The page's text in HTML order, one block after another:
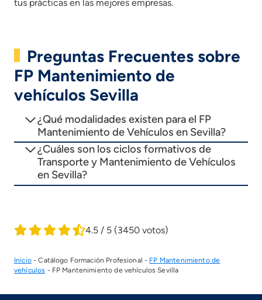
tus prácticas en las mejores empresas.
Preguntas Frecuentes sobre
FP Mantenimiento de
vehículos Sevilla
¿Qué modalidades existen para el FP
Mantenimiento de Vehículos en Sevilla?
¿Cuáles son los ciclos formativos de
Transporte y Mantenimiento de Vehículos
en Sevilla?
4.5 / 5 (3450 votos)
Inicio-Catálogo Formación Profesional - FP Mantenimiento de
vehículos - FP Mantenimiento de vehículos Sevilla